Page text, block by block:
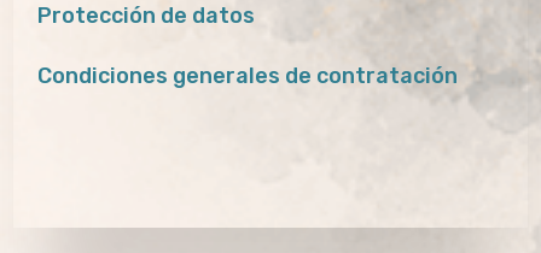
Protección de datos
Condiciones generales de contratación